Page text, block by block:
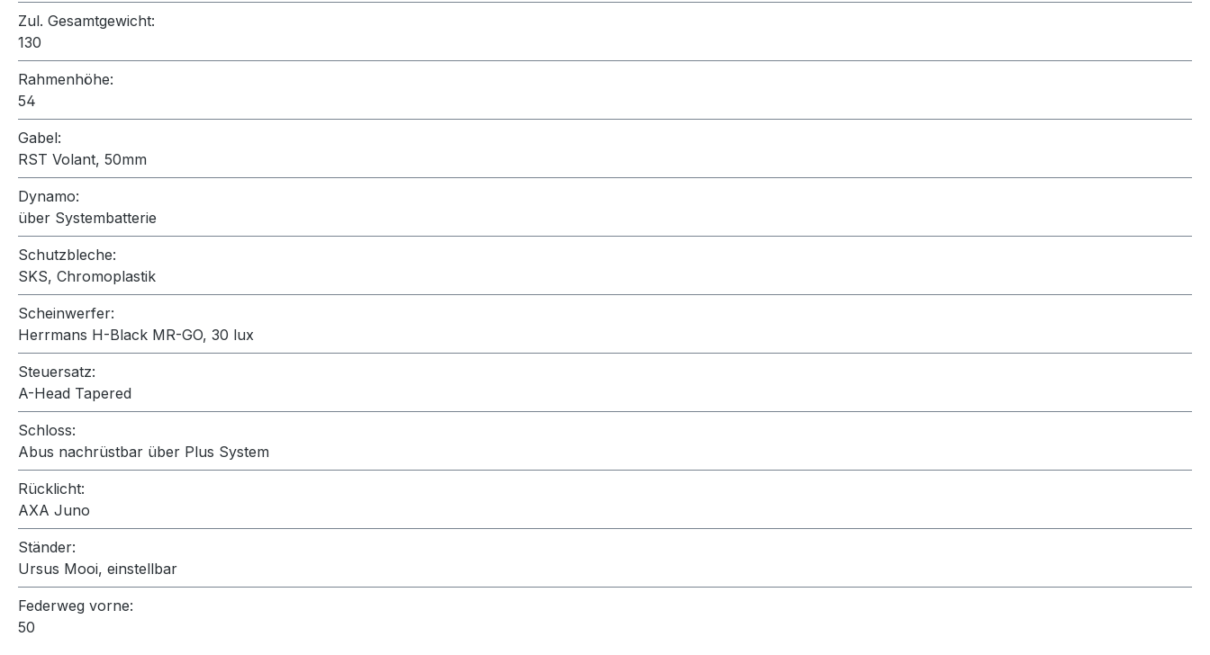
Zul. Gesamtgewicht:
130
Rahmenhöhe:
54
Gabel:
RST Volant, 50mm
Dynamo:
über Systembatterie
Schutzbleche:
SKS, Chromoplastik
Scheinwerfer:
Herrmans H-Black MR-GO, 30 lux
Steuersatz:
A-Head Tapered
Schloss:
Abus nachrüstbar über Plus System
Rücklicht:
AXA Juno
Ständer:
Ursus Mooi, einstellbar
Federweg vorne:
50